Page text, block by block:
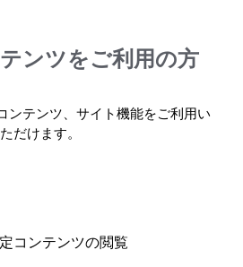
ンツをご利用の方
ンテンツ、サイト機能をご利用い
ただけます。
コンテンツの閲覧